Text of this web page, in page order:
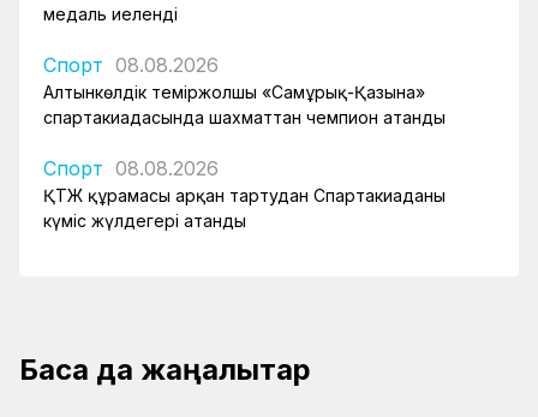
медаль иеленді
Спорт 08.08.2026
Алтынкөлдік теміржолшы «Самұрық-Қазына»
спартакиадасында шахматтан чемпион атанды
Спорт 08.08.2026
ҚТЖ құрамасы арқан тартудан Спартакиаданың
күміс жүлдегері атанды
Басқа да жаңалықтар